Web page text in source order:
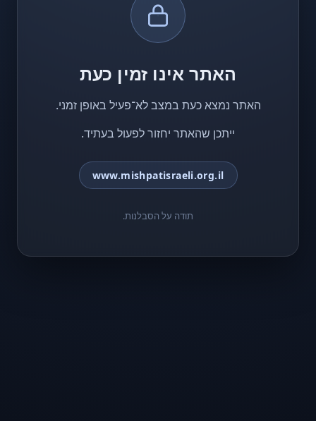
האתר אינו זמין כעת
האתר נמצא כעת במצב לא־פעיל באופן זמני.
ייתכן שהאתר יחזור לפעול בעתיד.
www.mishpatisraeli.org.il
תודה על הסבלנות.